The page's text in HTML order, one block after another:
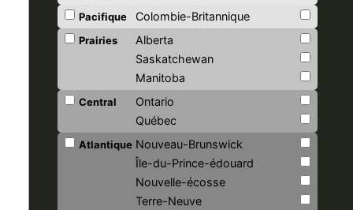
Pacifique
Colombie-Britannique
Prairies
Alberta
Saskatchewan
Manitoba
Central
Ontario
Québec
Atlantique Nouveau-Brunswick
Île-du-Prince-édouard
Nouvelle-écosse
Terre-Neuve